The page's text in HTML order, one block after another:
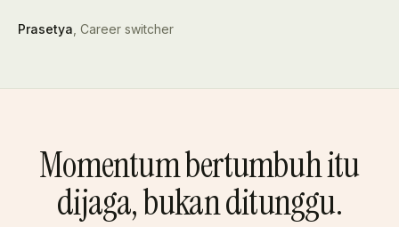
Prasetya Career switcher
Momentum bertumbuh itu
dijaga, bukan ditunggu.